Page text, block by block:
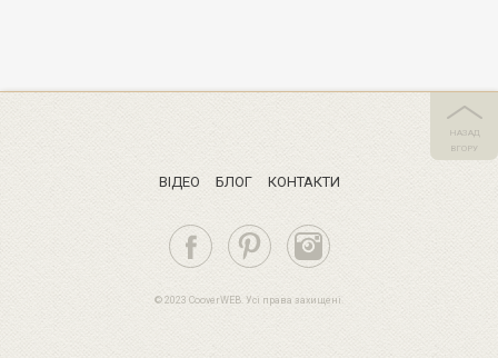
НАЗАД
ВГОРУ
ВIДЕО БЛОГ КОНТАКТИ
© 2023 CooverWEB. Усі права захищені.